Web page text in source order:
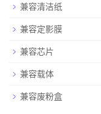
兼容清洁纸
兼容定影膜
兼容芯片
兼容载体
兼容废粉盒